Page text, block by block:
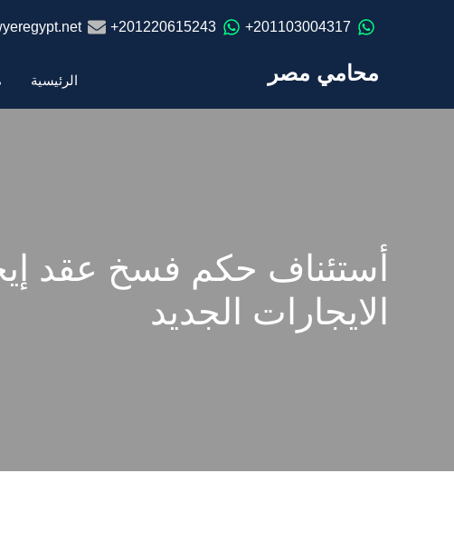
201103004317+
201220615243+
محامي مصر الرئيسية
أستئناف حكم فسخ عقد
الايجارات الجديد